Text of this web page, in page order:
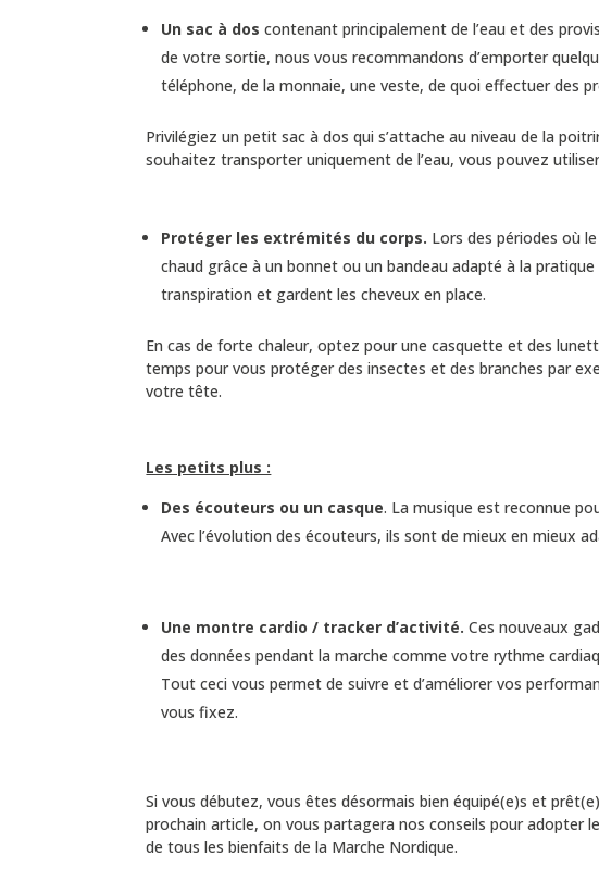
Un sac à doscontenant principalement de l’eau et des
de votre sortie, nous vous recommandons d’emporter
téléphone, de la monnaie, une veste, de quoi effectuer des
Privilégiez un petit sac à dos qui s’attache au niveau de la
souhaitez transporter uniquement de l’eau, vous pouvez
Protéger les extrémités du corps. Lors des périodes où
chaud grâce à un bonnet ou un bandeau adapté à la
transpiration et gardent les cheveux en place.
En cas de forte chaleur, optez pour une casquette et des
temps pour vous protéger des insectes et des branches par
votre tête.
Les petits plus :
Des écouteurs ou un casque. La musique est reconnue
Avec l’évolution des écouteurs, ils sont de mieux en mieux
Une montre cardio / tracker d’activité.Ces nouveaux
des données pendant la marche comme votre rythme
Tout ceci vous permet de suivre et d’améliorer vos
vous fixez.
Si vous débutez, vous êtes désormais bien équipé(e)s et
prochain article, on vous partagera nos conseils pour
de tous les bienfaits de la Marche Nordique.